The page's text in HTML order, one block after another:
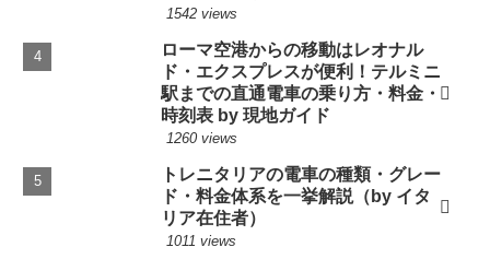
1542 views
ローマ空港からの移動はレオナル
ド・エクスプレスが便利！テルミニ
駅までの直通電車の乗り方・料金・
時刻表 by 現地ガイド
1260 views
トレニタリアの電車の種類・グレー
ド・料金体系を一挙解説（by イタ
リア在住者）
1011 views